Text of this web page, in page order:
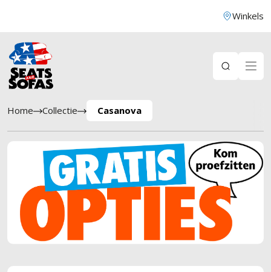
Winkels
Home Collectie Casanova